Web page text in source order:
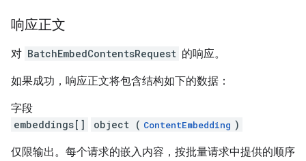
响应正文
对 BatchEmbedContentsRequest 的响应。
如果成功，响应正文将包含结构如下的数据：
字段
embeddings[]
object ( ContentEmbedding )
仅限输出。每个请求的嵌入内容，按批量请求中提供的顺序